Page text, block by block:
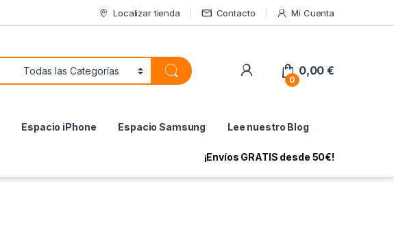
Localizar tienda Contacto Mi Cuenta
My Account
0
0,00€
Espacio iPhone Espacio Samsung Lee nuestro Blog
¡Envíos GRATIS desde 50€!